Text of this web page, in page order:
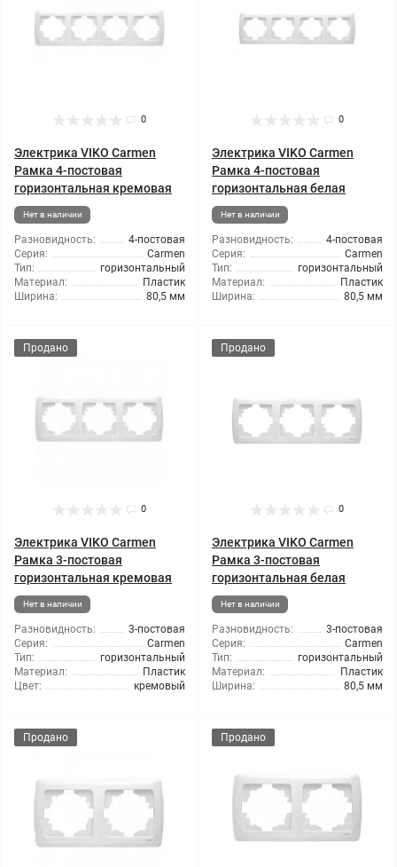
0
Электрика VIKO Carmen
Рамка 4-постовая
горизонтальная кремовая
Нет в наличии
Разновидность:
4-постовая
Серия:
Carmen
Тип:
горизонтальный
Материал:
Пластик
Ширина:
80,5 мм
0
Электрика VIKO Carmen
Рамка 4-постовая
горизонтальная белая
Нет в наличии
Разновидность:
4-постовая
Серия:
Carmen
Тип:
горизонтальный
Материал:
Пластик
Ширина:
80,5 мм
Продано
0
Электрика VIKO Carmen
Рамка 3-постовая
горизонтальная кремовая
Нет в наличии
Разновидность:
3-постовая
Серия:
Carmen
Тип:
горизонтальный
Материал:
Пластик
Цвет:
кремовый
Продано
0
Электрика VIKO Carmen
Рамка 3-постовая
горизонтальная белая
Нет в наличии
Разновидность:
3-постовая
Серия:
Carmen
Тип:
горизонтальный
Материал:
Пластик
Ширина:
80,5 мм
Продано Продано